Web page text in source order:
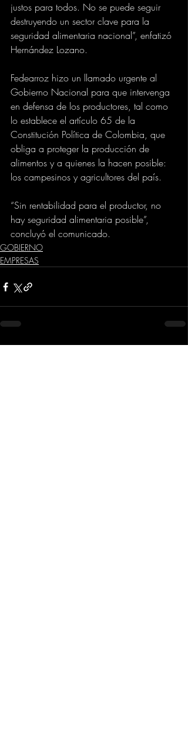
justos para todos. No se puede seguir
destruyendo un sector clave para la
seguridad alimentaria nacional”, enfatizó
Hernández Lozano.
Fedearroz hizo un llamado urgente al
Gobierno Nacional para que intervenga
en defensa de los productores, tal como
lo establece el artículo 65 de la
Constitución Política de Colombia, que
obliga a proteger la producción de
alimentos y a quienes la hacen posible:
los campesinos y agricultores del país.
“Sin rentabilidad para el productor, no
hay seguridad alimentaria posible”,
concluyó el comunicado.
GOBIERNO
EMPRESAS